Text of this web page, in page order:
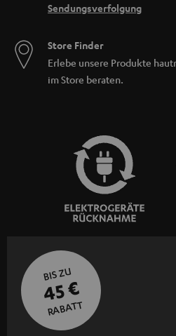
Sendungsverfolgung
Store Finder
Erlebe unsere Produkte
im Store beraten.
BIS ZU
45 €
RABATT